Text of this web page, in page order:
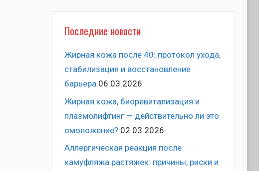
Последние новости
Жирная кожа после 40: протокол ухода,
стабилизация и восстановление
барьера 06.03.2026
Жирная кожа, биоревитализация и
плазмолифтинг — действительно ли это
омоложение? 02.03.2026
Аллергическая реакция после
камуфляжа растяжек: причины, риски и